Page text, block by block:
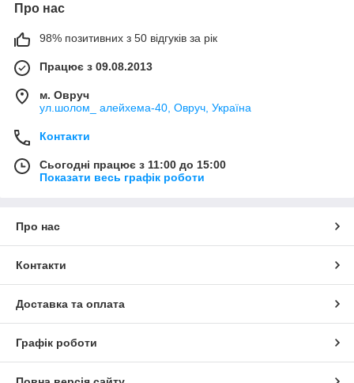
Про нас
98% позитивних з 50 відгуків за рік
Працює з 09.08.2013
м. Овруч
ул.шолом_ алейхема-40, Овруч, Україна
Контакти
Сьогодні працює з 11:00 до 15:00
Показати весь графік роботи
Про нас
Контакти
Доставка та оплата
Графік роботи